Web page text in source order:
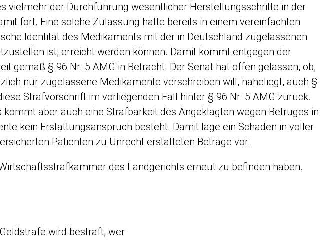
vielmehr der Durchführung wesentlicher Herstellungsschritte in der
fort. Eine solche Zulassung hätte bereits in einem vereinfachten
Identität des Medikaments mit der in Deutschland zugelassenen
ist, erreicht werden können. Damit kommt entgegen der
gemäß § 96 Nr. 5 AMG in Betracht. Der Senat hat offen gelassen, ob,
nur zugelassene Medikamente verschreiben will, naheliegt, auch §
Strafvorschrift im vorliegenden Fall hinter § 96 Nr. 5 AMG zurück.
aber auch eine Strafbarkeit des Angeklagten wegen Betruges in
kein Erstattungsanspruch besteht. Damit läge ein Schaden in voller
Patienten zu Unrecht erstatteten Beträge vor.
des Landgerichts erneut zu befinden haben.
wird bestraft, wer